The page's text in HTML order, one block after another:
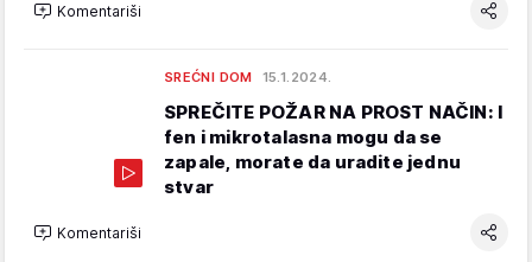
Komentariši
SREĆNI DOM 15.1.2024.
SPREČITE POŽAR NA PROST NAČIN: I
fen i mikrotalasna mogu da se
zapale, morate da uradite jednu
stvar
Komentariši